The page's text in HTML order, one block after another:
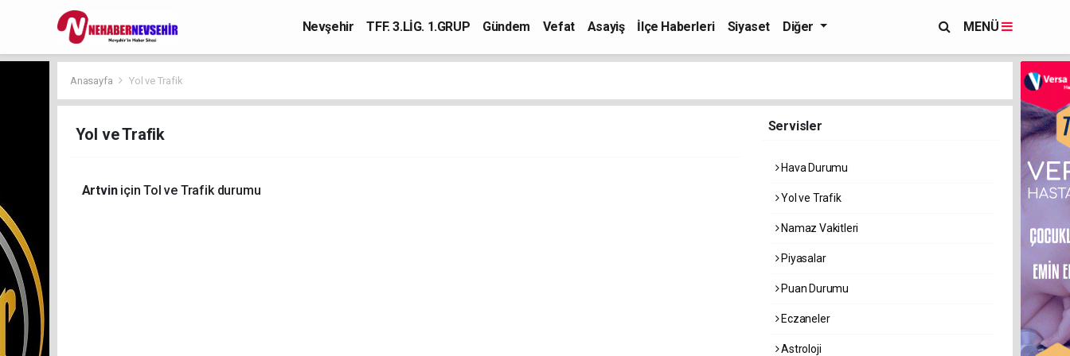
Nevşehir TFF. 3.LİG. 1.GRUP Gündem Vefat Asayiş İlçe Haberleri Siyaset Diğer MENÜ
Anasayfa Yol ve Trafik
Yol ve Trafik
Artvin için Tol ve Trafik durumu
Servisler
Hava Durumu
Yol ve Trafik
Namaz Vakitleri
Piyasalar
Puan Durumu
Eczaneler
Astroloji